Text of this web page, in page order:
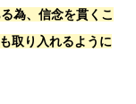
為、信念を貫くこ
取り入れるように